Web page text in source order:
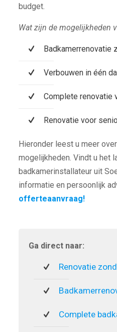
budget.
Wat zijn de mogelijkheden
Badkamerrenovatie
Verbouwen in één
Complete renovatie
Renovatie voor
Hieronder leest u meer
mogelijkheden. Vindt u het
badkamerinstallateur uit
informatie en persoonlijk
offerteaanvraag!
Ga direct naar:
Renovatie
Complete